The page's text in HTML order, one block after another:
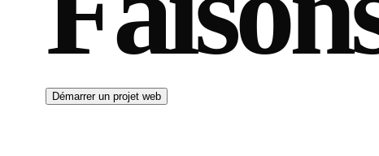
Démarrer un projet web